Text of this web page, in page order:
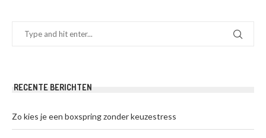
RECENTE BERICHTEN
Zo kies je een boxspring zonder keuzestress